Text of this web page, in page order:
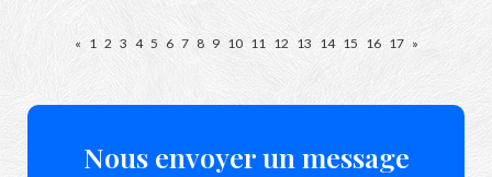
« 1 2 3 4 5 6 7 8 9 10 11 12 13 14 15 16 17 »
Nous envoyer un message